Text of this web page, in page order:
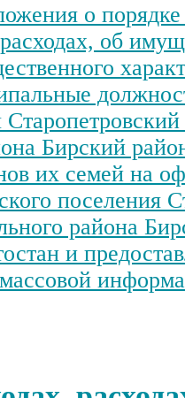
о
об
Бирский
их семей на
поселения
района
и